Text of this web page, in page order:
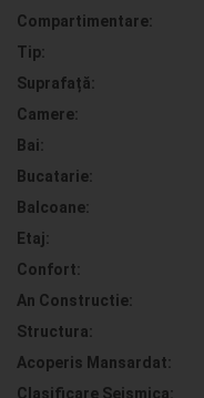
Compartimentare:
Tip:
Suprafață:
Camere:
Bai:
Bucatarie:
Balcoane:
Etaj:
Confort:
An Constructie:
Structura:
Acoperis Mansardat:
Clasificare Seismica: